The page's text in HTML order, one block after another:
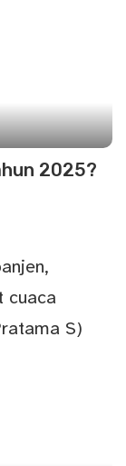
2025?